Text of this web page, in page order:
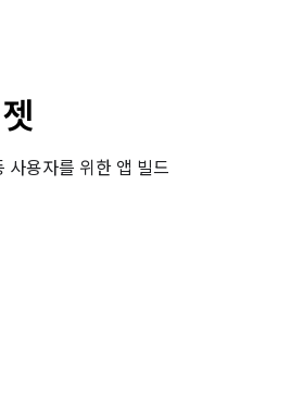
용자를 위한 앱 빌드